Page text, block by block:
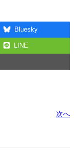
Bluesky
LINE
次へ